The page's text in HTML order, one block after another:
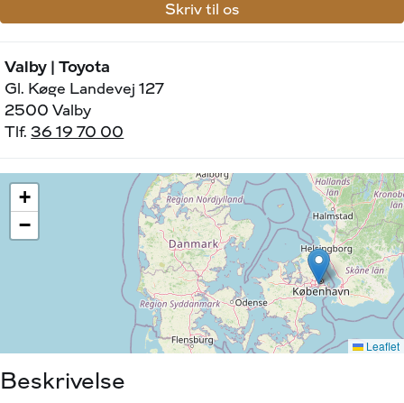
Skriv til os
Valby | Toyota
Gl. Køge Landevej 127
2500 Valby
Tlf.36 19 70 00
Beskrivelse